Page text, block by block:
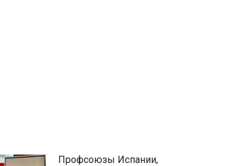
Профсоюзы Испании,